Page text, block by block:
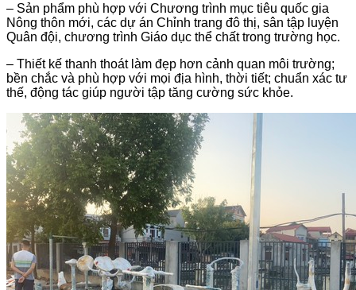
– Sản phẩm phù hợp với Chương trình mục tiêu quốc gia
Nông thôn mới, các dự án Chỉnh trang đô thị, sân tập luyện
Quân đội, chương trình Giáo dục thể chất trong trường học.
– Thiết kế thanh thoát làm đẹp hơn cảnh quan môi trường;
bền chắc và phù hợp với mọi địa hình, thời tiết; chuẩn xác tư
thế, động tác giúp người tập tăng cường sức khỏe.